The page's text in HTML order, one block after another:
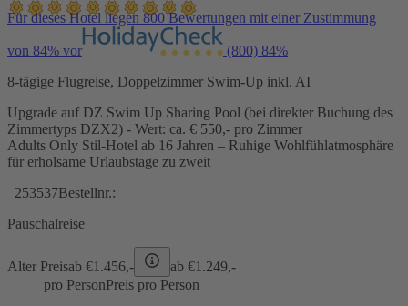
Für dieses Hotel liegen 800 Bewertungen mit einer Zustimmung
von 84% vor (800) 84%
8-tägige Flugreise, Doppelzimmer Swim-Up inkl. AI
Upgrade auf DZ Swim Up Sharing Pool (bei direkter Buchung des
Zimmertyps DZX2) - Wert: ca. € 550,- pro Zimmer
Adults Only Stil-Hotel ab 16 Jahren – Ruhige Wohlfühlatmosphäre
für erholsame Urlaubstage zu zweit
253537Bestellnr.:
Pauschalreise
Alter Preisab €1.456,- ab €1.249,-
pro PersonPreis pro Person